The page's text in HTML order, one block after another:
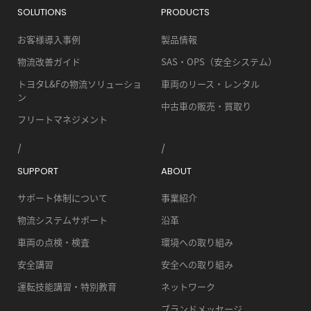
SOLUTIONS
お客様導入事例
物流改善ガイド
トヨタL&Fの物流ソリューショ
ン
フリートマネジメント
PRODUCTS
製品情報
SAS・OPS（安全システム）
車両のリース・レンタル
中古車の販売・買取り
SUPPORT
サポート体制について
物流システムサポート
車両の点検・検査
安全講習
運転技能講習・特別教育
ABOUT
事業紹介
沿革
環境への取り組み
安全への取り組み
ネットワーク